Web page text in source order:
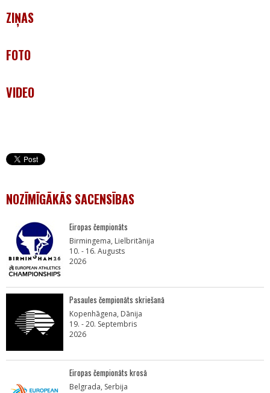
ZIŅAS
FOTO
VIDEO
NOZĪMĪGĀKĀS SACENSĪBAS
Eiropas čempionāts
Birmingema, Lielbritānija
10. - 16. Augusts
2026
Pasaules čempionāts skriešanā
Kopenhāgena, Dānija
19. - 20. Septembris
2026
Eiropas čempionāts krosā
Belgrada, Serbija